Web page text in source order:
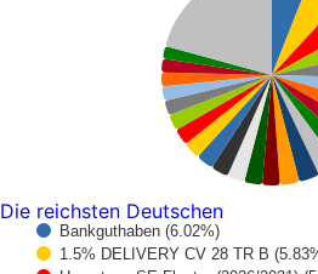
Bankguthaben (6.02%)
1.5% DELIVERY CV 28 TR B
Die reichsten Deutschen